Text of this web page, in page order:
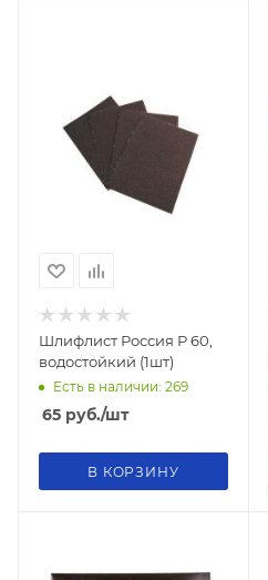
Шлифлист Россия Р 60,
водостойкий (1шт)
Есть в наличии: 269
65 руб./шт
В КОРЗИНУ